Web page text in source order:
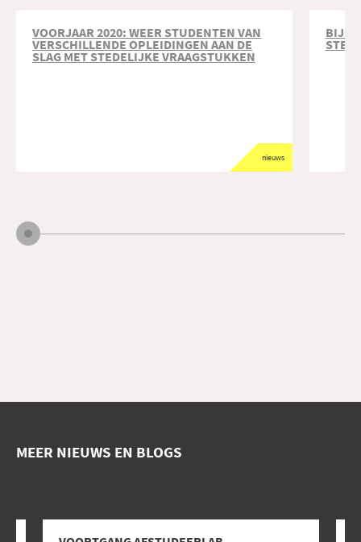
nieuws
VOORJAAR 2020: WEER STUDENTEN VAN
VERSCHILLENDE OPLEIDINGEN AAN DE
SLAG MET STEDELIJKE VRAAGSTUKKEN
MEER NIEUWS EN BLOGS